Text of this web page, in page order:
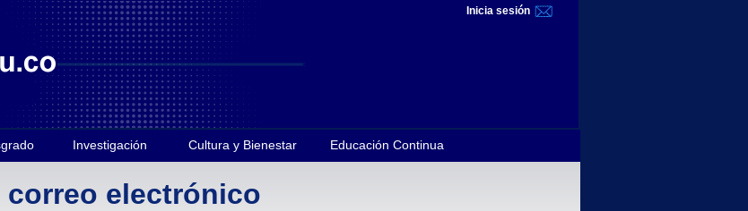
Inicia sesión
Investigación Cultura y Bienestar Educación Continua
correo electrónico